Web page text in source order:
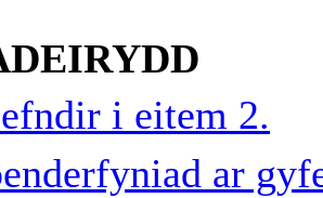
i eitem 2.
ar